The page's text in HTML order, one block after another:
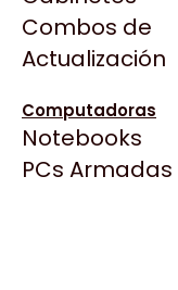
Combos de
Actualización
Computadoras
Notebooks
PCs Armadas
Arkham
Asrock
BenQ
CX
Cooler Master
Todas las
HD 2TB
256MB
$287.226
Ver producto